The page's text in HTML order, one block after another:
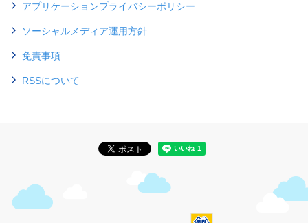
アプリケーションプライバシーポリシー
ソーシャルメディア運用方針
免責事項
RSSについて